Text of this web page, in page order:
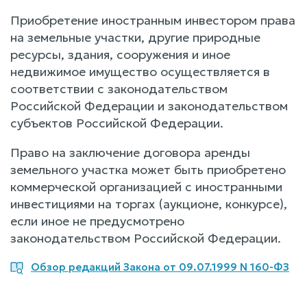
Приобретение иностранным инвестором права
на земельные участки, другие природные
ресурсы, здания, сооружения и иное
недвижимое имущество осуществляется в
соответствии с законодательством
Российской Федерации и законодательством
субъектов Российской Федерации.
Право на заключение договора аренды
земельного участка может быть приобретено
коммерческой организацией с иностранными
инвестициями на торгах (аукционе, конкурсе),
если иное не предусмотрено
законодательством Российской Федерации.
Обзор редакций Закона от 09.07.1999 N 160-ФЗ